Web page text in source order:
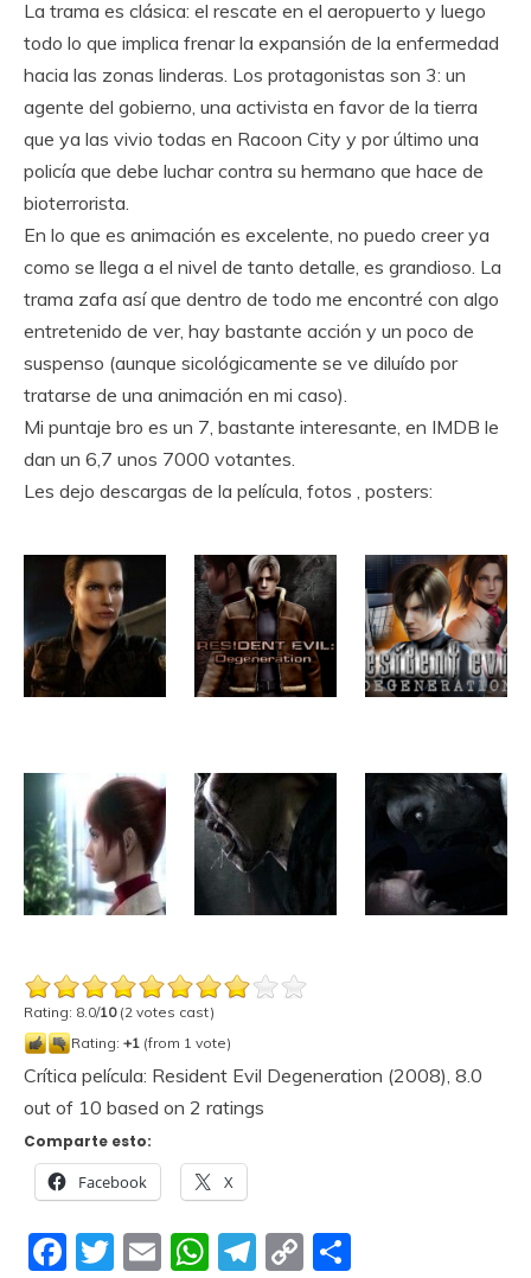
La trama es clásica: el rescate en el aeropuerto y luego
todo lo que implica frenar la expansión de la enfermedad
hacia las zonas linderas. Los protagonistas son 3: un
agente del gobierno, una activista en favor de la tierra
que ya las vivio todas en Racoon City y por último una
policía que debe luchar contra su hermano que hace de
bioterrorista.
En lo que es animación es excelente, no puedo creer ya
como se llega a el nivel de tanto detalle, es grandioso. La
trama zafa así que dentro de todo me encontré con algo
entretenido de ver, hay bastante acción y un poco de
suspenso (aunque sicológicamente se ve diluído por
tratarse de una animación en mi caso).
Mi puntaje bro es un 7, bastante interesante, en IMDB le
dan un 6,7 unos 7000 votantes.
Les dejo descargas de la película, fotos , posters:
Rating: 8.0/10(2 votes cast)
Rating: +1 (from 1 vote)
Crítica película: Resident Evil Degeneration (2008), 8.0
out of 10 based on 2 ratings
Comparte esto:
Facebook X
Facebook
Twitter
EmailWhatsApp
Telegram
Copy